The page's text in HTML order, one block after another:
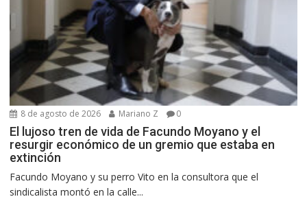
8 de agosto de 2026 Mariano Z 0
El lujoso tren de vida de Facundo Moyano y el
resurgir económico de un gremio que estaba en
extinción
Facundo Moyano y su perro Vito en la consultora que el
sindicalista montó en la calle...